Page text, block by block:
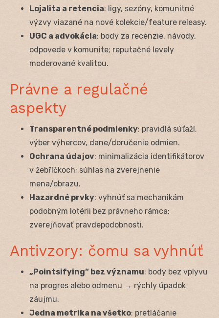
Lojalita a retencia: ligy, sezóny, komunitné
výzvy viazané na nové kolekcie/feature releasy.
UGC a advokácia: body za recenzie, návody,
odpovede v komunite; reputačné levely
moderované kvalitou.
Právne a regulačné
aspekty
Transparentné podmienky: pravidlá súťaží,
výber výhercov, dane/doručenie odmien.
Ochrana údajov: minimalizácia identifikátorov
v žebříčkoch; súhlas na zverejnenie
mena/obrazu.
Hazardné prvky: vyhnúť sa mechanikám
podobným lotérii bez právneho rámca;
zverejňovať pravdepodobnosti.
Antivzory: čomu sa vyhnúť
„Pointsifying“ bez významu: body bez vplyvu
na progres alebo odmenu → rýchly úpadok
záujmu.
Jedna metrika na všetko: pretláčanie